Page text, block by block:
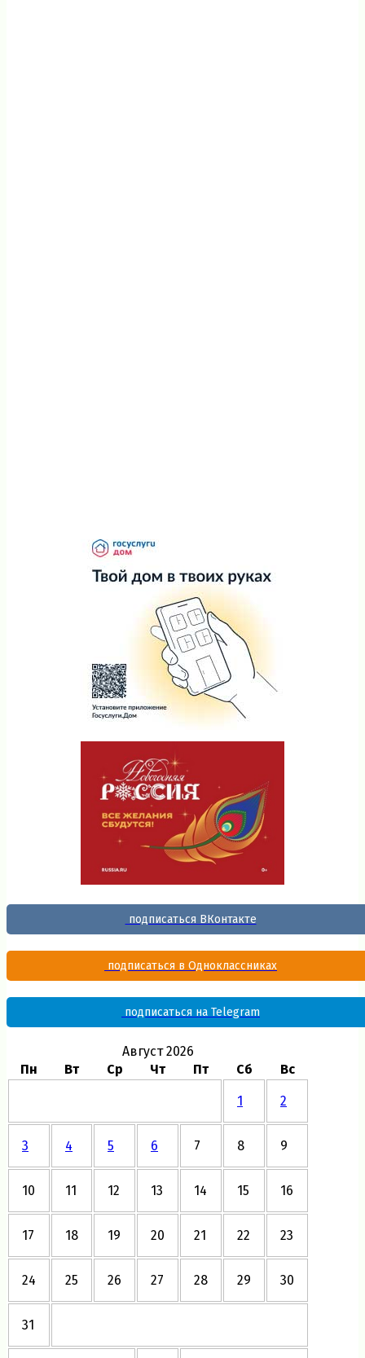
подписаться ВКонтакте
подписаться в Одноклассниках
подписаться на Telegram
Август 2026
Пн
Вт Ср Чт Пт Сб Вс
1 2
3 4 5 6 7 8 9
10 11 12 13 14 15 16
17 18 19 20 21 22 23
24 25 26 27 28 29 30
31